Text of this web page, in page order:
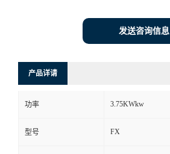
发送咨询信息
产品详请
功率 3.75KWkw
型号 FX